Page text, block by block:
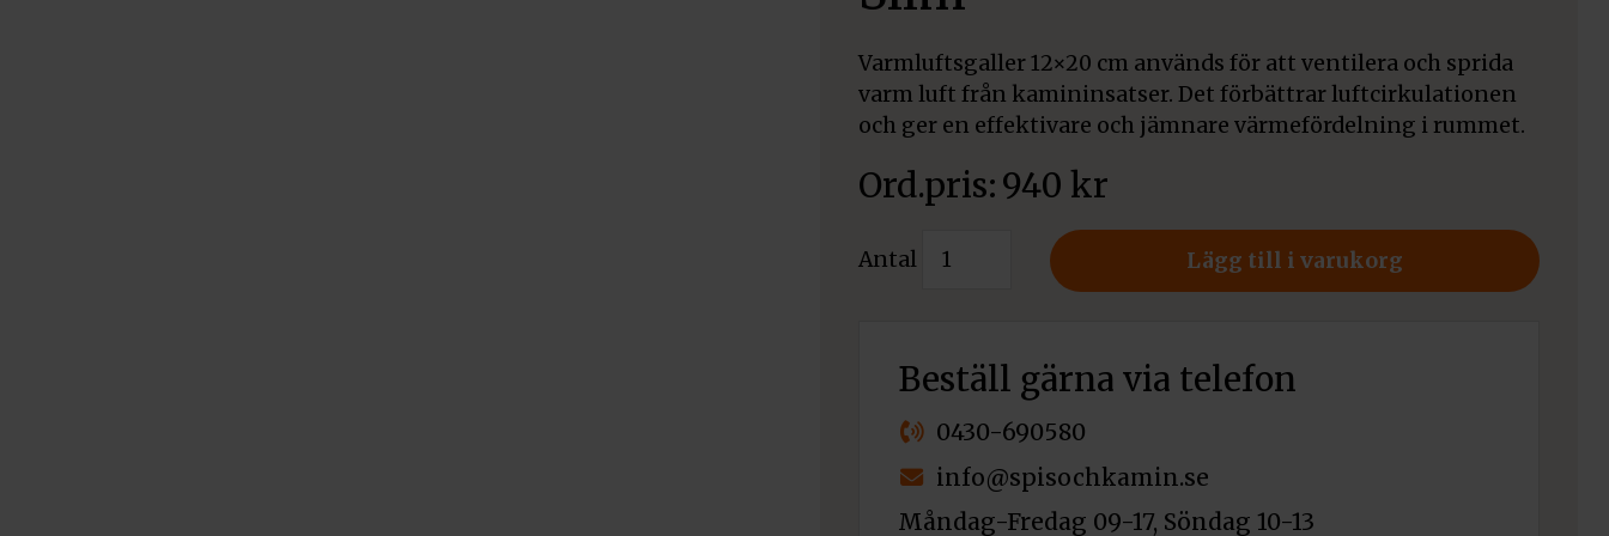
Varmluftsgaller 12×20 cm används för att ventilera och sprida
varm luft från kamininsatser. Det förbättrar luftcirkulationen
och ger en effektivare och jämnare värmefördelning i rummet.
940 kr
Antal
Varmluftsgaller
12x20
mängd
Lägg till i varukorg
Beställ gärna via telefon
0430-690580
info@spisochkamin.se
Måndag-Fredag 09-17, Söndag 10-13